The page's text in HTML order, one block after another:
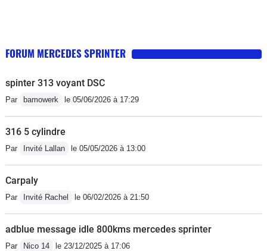
FORUM MERCEDES SPRINTER
spinter 313 voyant DSC
Par bamowerk le 05/06/2026 à 17:29
316 5 cylindre
Par Invité Lallan le 05/05/2026 à 13:00
Carpaly
Par Invité Rachel le 06/02/2026 à 21:50
adblue message idle 800kms mercedes sprinter
Par Nico 14 le 23/12/2025 à 17:06